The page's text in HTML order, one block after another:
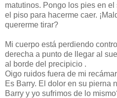
matutinos. Pongo los pies en
el piso para hacerme caer.
quererme tirar?
Mi cuerpo está perdiendo
derecha a punto de llegar al
al borde del precipicio .
Oigo ruidos fuera de mi
Es Barry. El dolor en su pierna
Barry y yo sufrimos de lo